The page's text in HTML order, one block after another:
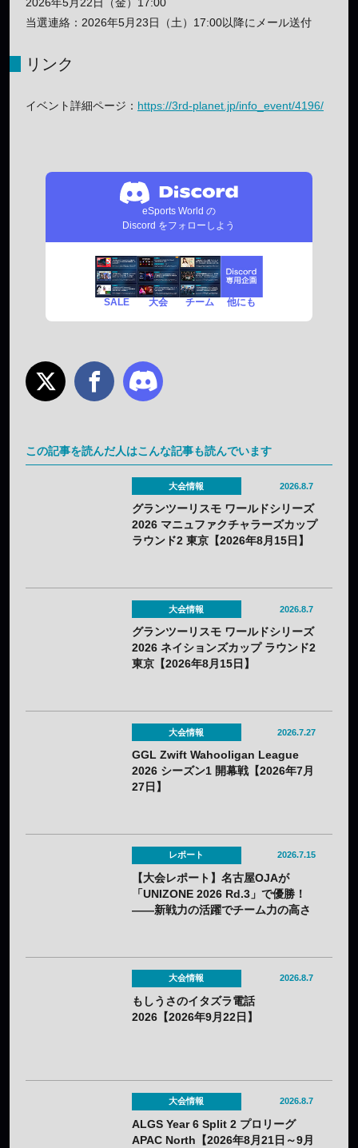
当選連絡：2026年5月23日（土）17:00以降にメール送付
リンク
イベント詳細ページ： https://3rd-planet.jp/info_event/4196/
eSports World の
Discord をフォローしよう
SALE 大会 チーム 他にも
この記事を読んだ人はこんな記事も読んでいます
大会情報 2026.8.7
グランツーリスモ ワールドシリーズ
2026 マニュファクチャラーズカップ
ラウンド2 東京【2026年8月15日】
大会情報 2026.8.7
グランツーリスモ ワールドシリーズ
2026 ネイションズカップ ラウンド2
東京【2026年8月15日】
大会情報 2026.7.27
GGL Zwift Wahooligan League
2026 シーズン1 開幕戦【2026年7月
27日】
レポート 2026.7.15
【大会レポート】名古屋OJAが
「UNIZONE 2026 Rd.3」で優勝！
——新戦力の活躍でチーム力の高さ
大会情報 2026.8.7
もしうさのイタズラ電話
2026【2026年9月22日】
大会情報 2026.8.7
ALGS Year 6 Split 2 プロリーグ
APAC North【2026年8月21日～9月